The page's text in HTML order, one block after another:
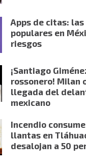
Apps de citas: las
populares en
riesgos
¡Santiago
rossonero! Milan
llegada del
mexicano
Incendio
llantas en
desalojan a 50